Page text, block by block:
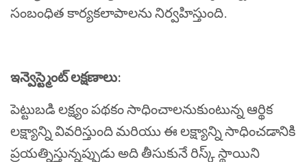
సంబంధిత కార్యకలాపాలనునిర్వహిస్తుంది.
ఇన్వెస్ట్మెంట్లక్షణాలు:
పెట్టుబడి లక్ష్యంపథకంసాధించాలనుకుంటున్నఆర్థిక
లక్ష్యాన్నివివరిస్తుందిమరియుఈలక్ష్యాన్నిసాధించడానికి
ప్రయత్నిస్తున్నప్పుడుఅదితీసుకునేరిస్క్స్థాయిని